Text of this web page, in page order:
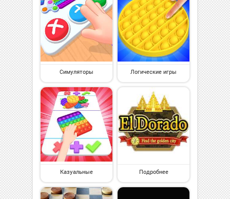
Симуляторы Логические игры
Казуальные Подробнее